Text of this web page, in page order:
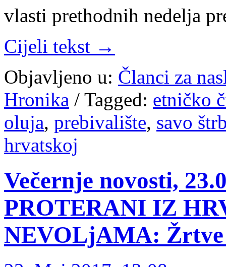
vlasti prethodnih nedelja
Cijeli tekst →
Objavljeno u: Članci za
Hronika / Tagged: etničko
oluja, prebivalište, savo
hrvatskoj
Večernje novosti,
PROTERANI IZ
NEVOLjAMA: Žrtve